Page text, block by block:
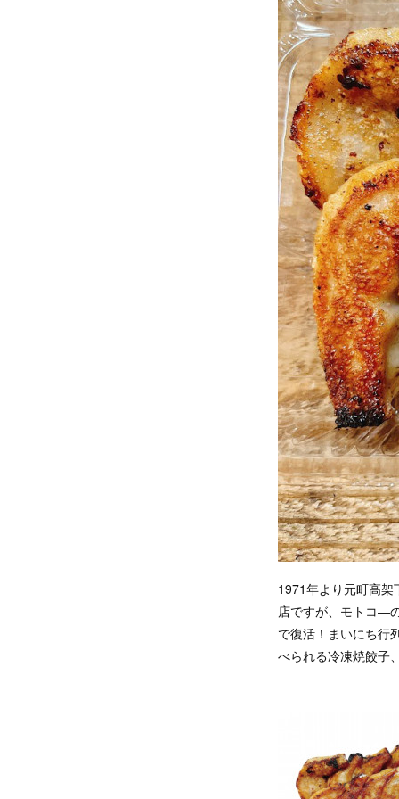
1971年より元町高
店ですが、モトコ―
で復活！まいにち行
べられる冷凍焼餃子